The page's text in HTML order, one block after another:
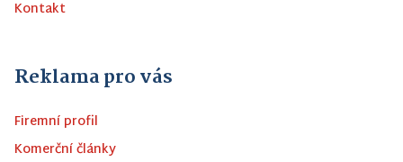
Kontakt
Reklama pro vás
Firemní profil
Komerční články